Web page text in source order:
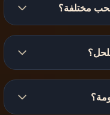
مختلفة؟